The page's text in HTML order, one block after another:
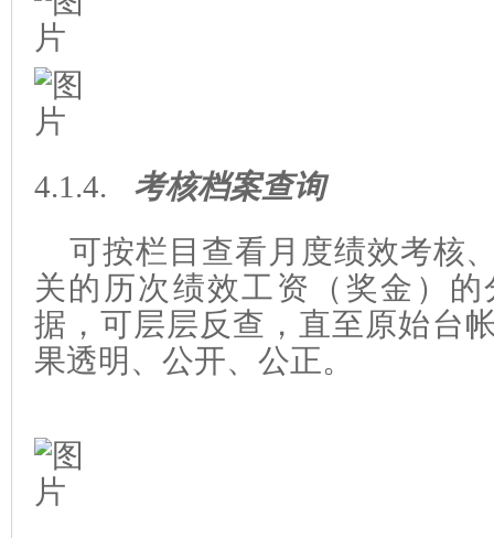
4.1.4.
考核档案查询
可按栏目查看月度绩效考核
关的历次绩效工资（奖金）
据，可层层反查，直至原始台
果透明、公开、公正。